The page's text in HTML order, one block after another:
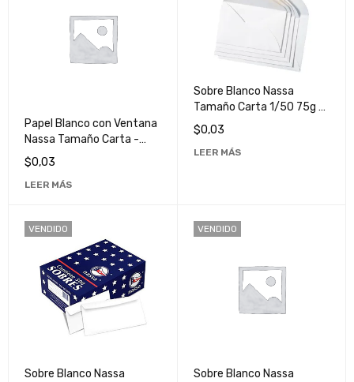
Papel Blanco con Ventana
Nassa Tamaño Carta -
Ideal para Oficina y Hogar
$0,03
LEER MÁS
Sobre Blanco Nassa
Tamaño Carta 1/50 75g -
Papelería de Alta Calidad
para Oficina y Hogar
$0,03
LEER MÁS
VENDIDO
Sobre Blanco Nassa
VENDIDO
Sobre Blanco Nassa